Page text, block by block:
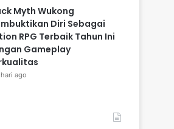
Myth Wukong
Diri Sebagai
RPG Terbaik Tahun Ini
Gameplay
ago